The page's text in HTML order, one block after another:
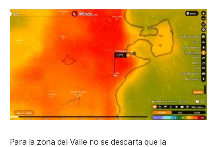
Para la zona del Valle no se descarta que la